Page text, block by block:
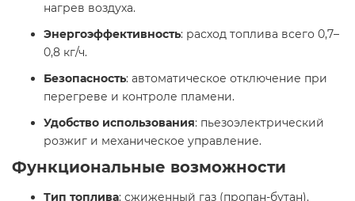
нагрев воздуха.
Энергоэффективность: расход топлива всего 0,7–
0,8 кг/ч.
Безопасность: автоматическое отключение при
перегреве и контроле пламени.
Удобство использования: пьезоэлектрический
розжиг и механическое управление.
Функциональные возможности
Тип топлива: сжиженный газ (пропан-бутан).